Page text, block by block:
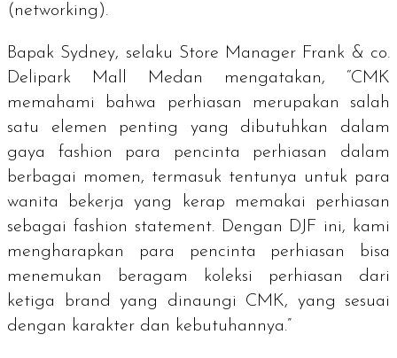
( networking ).
Bapak Sydney, selaku Store Manager Frank & co.
Delipark Mall Medan mengatakan, “CMK
memahami bahwa perhiasan merupakan salah
satu elemen penting yang dibutuhkan dalam
gaya fashion para pencinta perhiasan dalam
berbagai momen, termasuk tentunya untuk para
wanita bekerja yang kerap memakai perhiasan
sebagai fashion statement. Dengan DJF ini, kami
mengharapkan para pencinta perhiasan bisa
menemukan beragam koleksi perhiasan dari
ketiga brand yang dinaungi CMK, yang sesuai
dengan karakter dan kebutuhannya.”